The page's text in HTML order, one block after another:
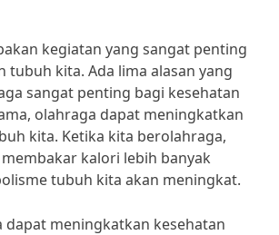
kegiatan yang sangat penting
tubuh kita. Ada lima alasan yang
sangat penting bagi kesehatan
olahraga dapat meningkatkan
kita. Ketika kita berolahraga,
kalori lebih banyak
tubuh kita akan meningkat.
dapat meningkatkan kesehatan